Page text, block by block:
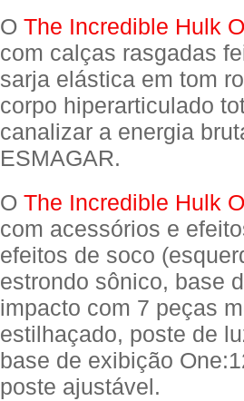
O The Incredible Hulk
com calças rasgadas
sarja elástica em tom
corpo hiperarticulado
canalizar a energia
ESMAGAR.
O The Incredible Hulk
com acessórios e
efeitos de soco
estrondo sônico, base
impacto com 7 peças
estilhaçado, poste de
base de exibição
poste ajustável.